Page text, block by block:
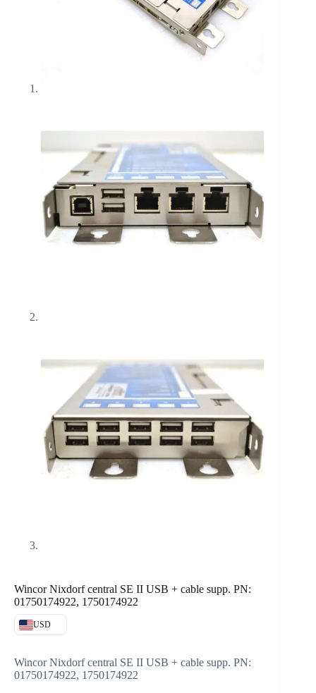
Wincor Nixdorf central SE II USB + cable supp. PN:
01750174922, 1750174922
USD
Wincor Nixdorf central SE II USB + cable supp. PN:
01750174922, 1750174922